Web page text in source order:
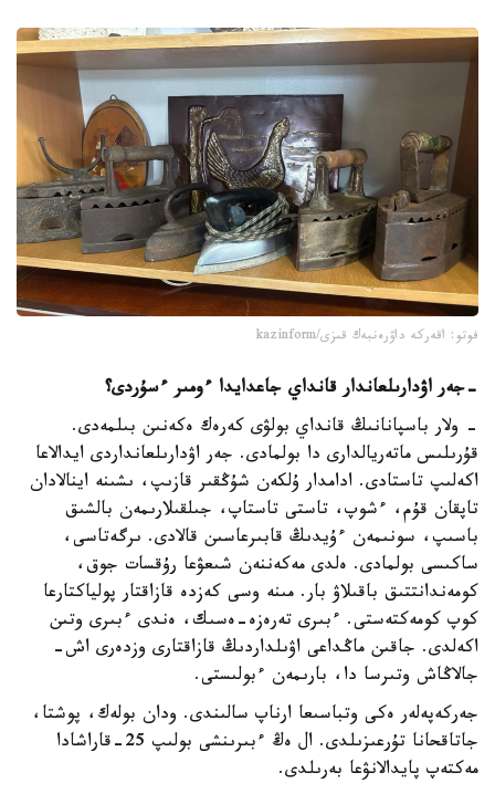
فوتو: اقەركە داۋرەنبەك قىزى/kazinform
-جەر اۋدارىلعاندار قانداي جاعدايدا ءومىر ءسۇردى؟
- ولار باسپانانىڭ قانداي بولۋى كەرەك ەكەنىن بىلمەدى.
قۇرىلىس ماتەريالدارى دا بولمادى. جەر اۋدارىلعانداردى ايدالاعا
اكەلىپ تاستادى. ادامدار ۇلكەن شۇڭقىر قازىپ، ىشىنە اينالادان
تاپقان قۇم، ءشوپ، تاستى تاستاپ، جىلقىلارىمەن بالشىق
باسىپ، سونىمەن ءۇيدىڭ قابىرعاسىن قالادى. ىرگەتاسى،
ساكىسى بولمادى. ەلدى مەكەننەن شىعۋعا رۇقسات جوق،
كومەندانتتىق باقىلاۋ بار. مىنە وسى كەزدە قازاقتار پولياكتارعا
كوپ كومەكتەستى. ءبىرى تەرەزە-ەسىك، ەندى ءبىرى وتىن
اكەلدى. جاقىن ماڭداعى اۋىلداردىڭ قازاقتارى وزدەرى اش-
جالاڭاش وتىرسا دا، بارىمەن ءبولىستى.
جەركەپەلەر ەكى وتباسىعا ارناپ سالىندى. ودان بولەك، پوشتا،
جاتاقحانا تۇرعىزىلدى. ال ەڭ ءبىرىنشى بولىپ 25-قاراشادا
مەكتەپ پايدالانۋعا بەرىلدى.